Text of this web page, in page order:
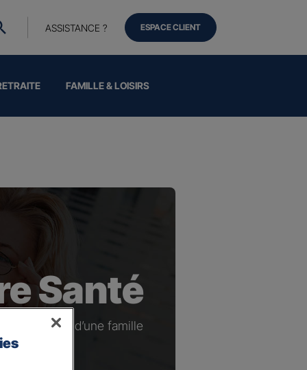
FAMILLE & LOISIRS
ASSISTANCE ? ESPACE CLIENT
Santé
ou à la tête d’une famille